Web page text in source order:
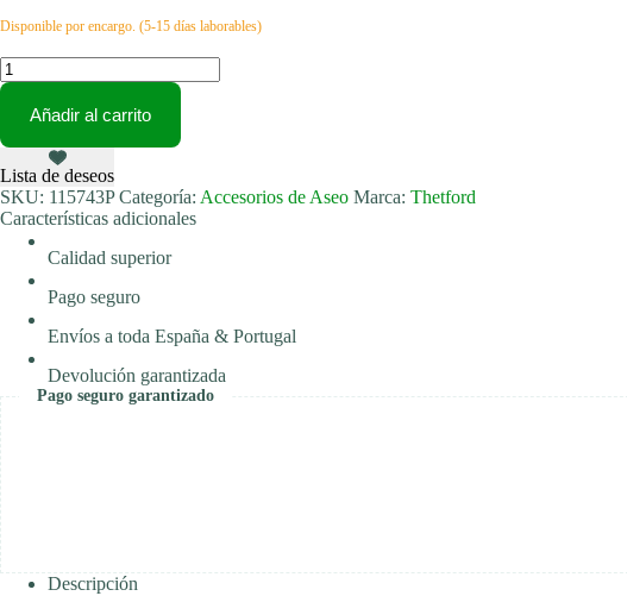
Disponible por encargo. (5-15 días laborables)
Thetford
Set
limpieza
para
WC
C250/C260
cantidad
Añadir al carrito
Lista de deseos
SKU: 115743P Categoría: Accesorios de Aseo Marca: Thetford
Características adicionales
Calidad superior
Pago seguro
Envíos a toda España & Portugal
Devolución garantizada
Pago seguro garantizado
Descripción